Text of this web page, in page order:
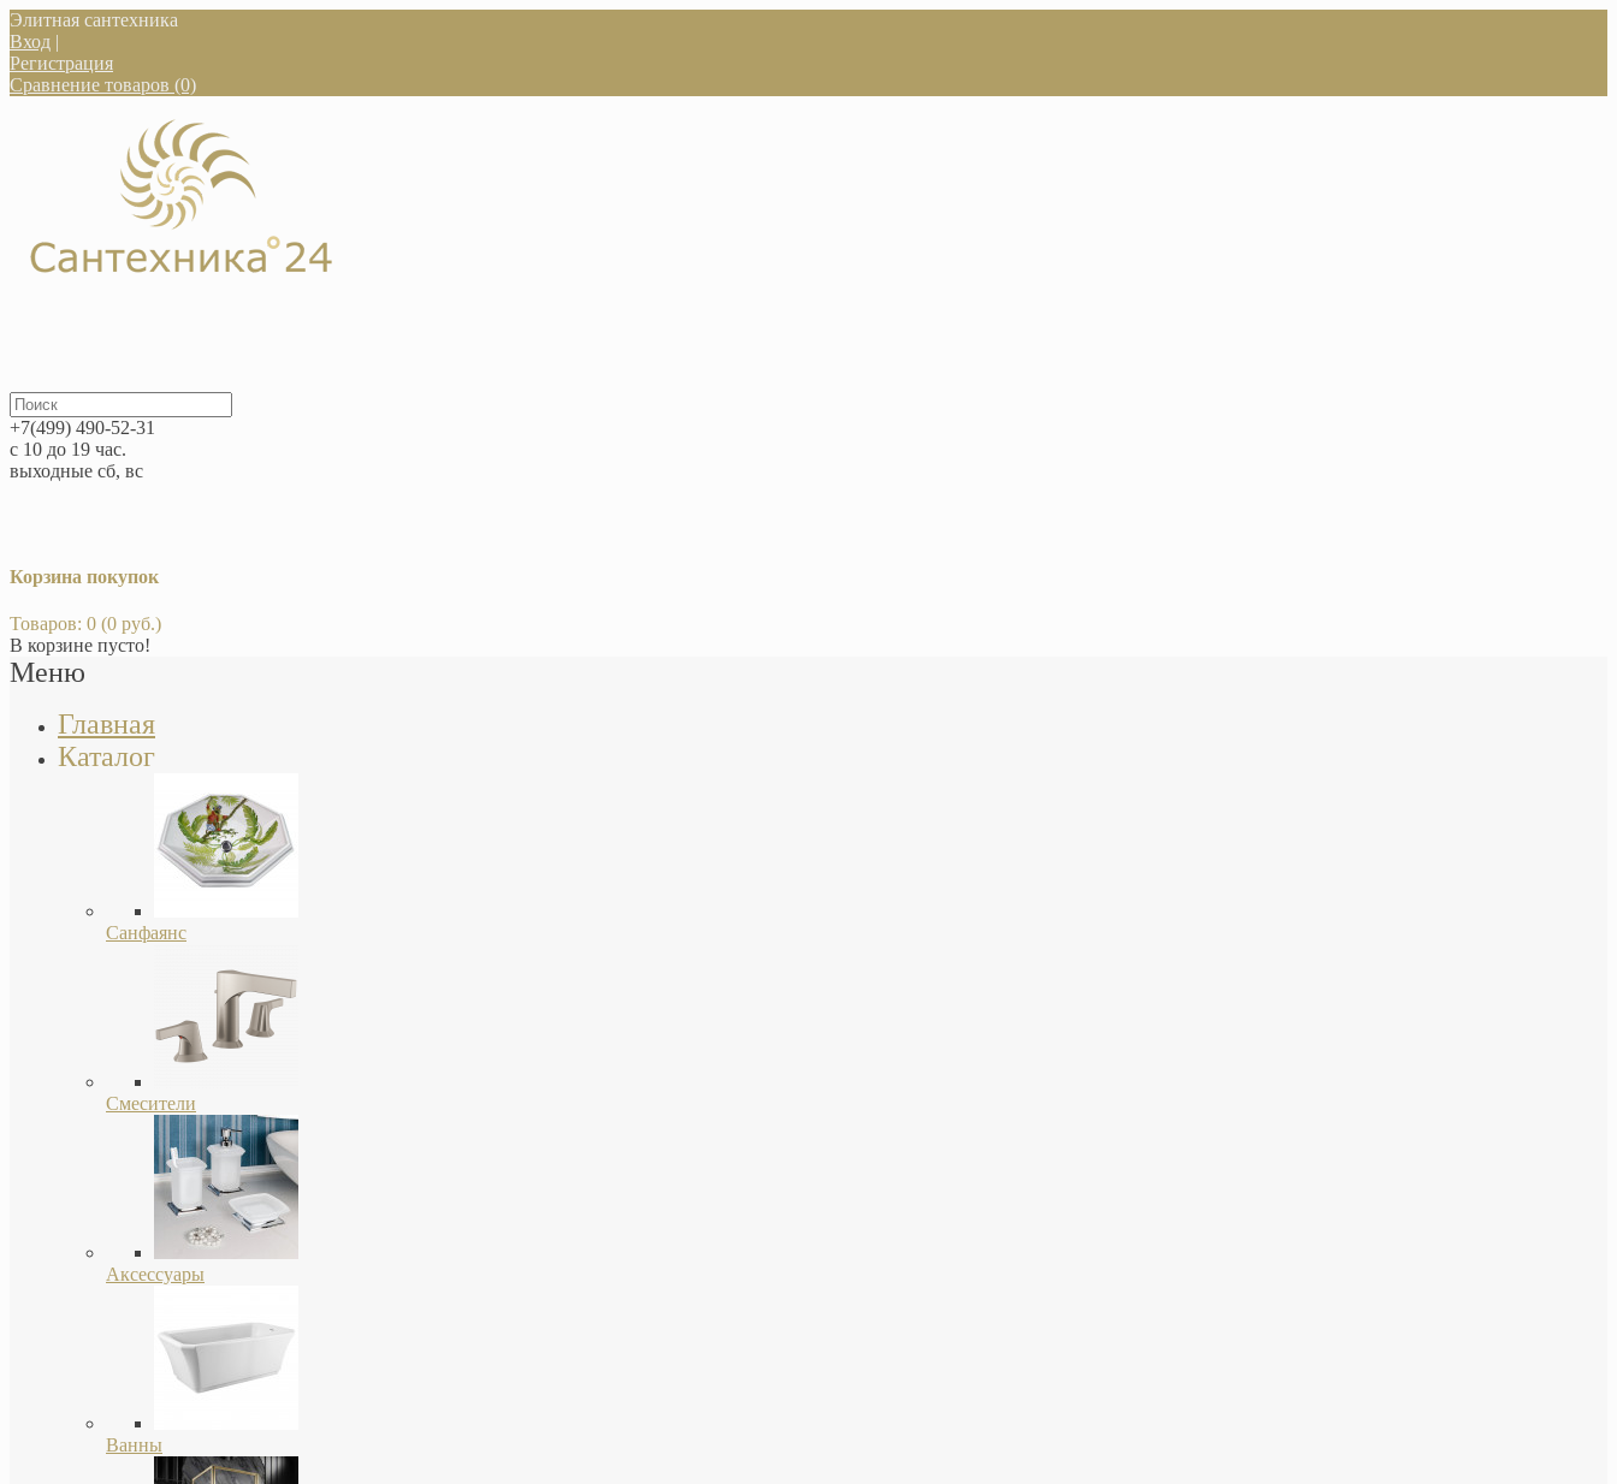
Элитная сантехника
Вход |
Регистрация
Сравнение товаров (0)
+7(499) 490-52-31
с 10 до 19 час.
выходные сб, вс
Корзина покупок
Товаров: 0 (0 руб.)
В корзине пусто!
Меню
Главная
Каталог
Санфаянс
Смесители
Аксессуары
Ванны